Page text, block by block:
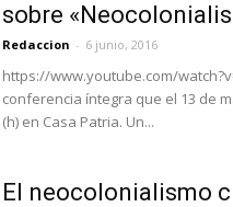
sobre
Redaccion - 6 junio, 2016
https://www.youtube.com/
conferencia íntegra que el 13 de
(h) en Casa Patria. Un...
El neocolonialismo